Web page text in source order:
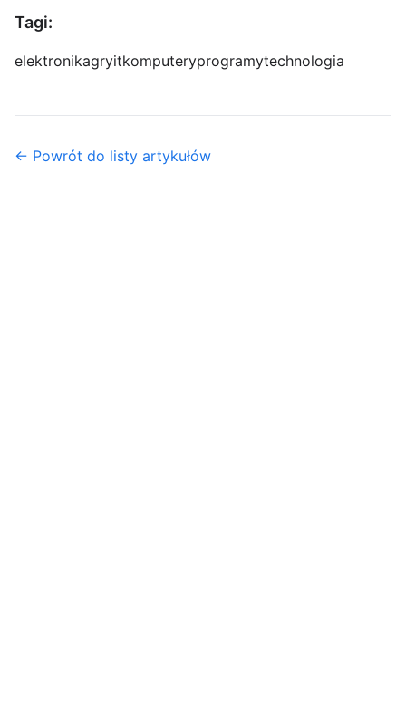
Tagi:
elektronikagryitkomputeryprogramytechnologia
← Powrót do listy artykułów